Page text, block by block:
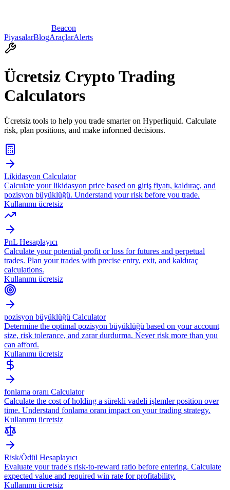
Beacon
PiyasalarBlogAraçlarAlerts
Ücretsiz Crypto Trading
Calculators
Ücretsiz tools to help you trade smarter on Hyperliquid. Calculate
risk, plan positions, and make informed decisions.
Likidasyon Calculator
Calculate your likidasyon price based on giriş fiyatı, kaldıraç, and
pozisyon büyüklüğü. Understand your risk before you trade.
Kullanımı ücretsiz
PnL Hesaplayıcı
Calculate your potential profit or loss for futures and perpetual
trades. Plan your trades with precise entry, exit, and kaldıraç
calculations.
Kullanımı ücretsiz
pozisyon büyüklüğü Calculator
Determine the optimal pozisyon büyüklüğü based on your account
size, risk tolerance, and zarar durdurma. Never risk more than you
can afford.
Kullanımı ücretsiz
fonlama oranı Calculator
Calculate the cost of holding a sürekli vadeli işlemler position over
time. Understand fonlama oranı impact on your trading strategy.
Kullanımı ücretsiz
Risk/Ödül Hesaplayıcı
Evaluate your trade's risk-to-reward ratio before entering. Calculate
expected value and required win rate for profitability.
Kullanımı ücretsiz